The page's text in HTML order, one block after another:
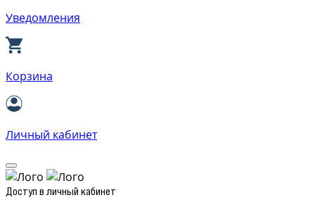
Уведомления
Корзина
Личный кабинет
Доступ в личный кабинет